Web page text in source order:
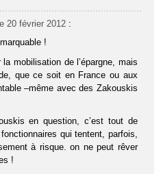
le 20 février 2012 :
!
mobilisation de l’épargne, mais
que ce soit en France ou aux
–même avec des Zakouskis
en question, c’est tout de
qui tentent, parfois,
à risque. on ne peut rêver
!